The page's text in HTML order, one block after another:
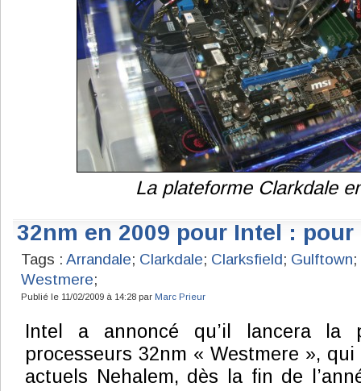
La plateforme Clarkdale
32nm en 2009 pour Intel :
Tags : Arrandale; Clarkdale; Clarksfield; Gulftown;
Westmere;
Publié le 11/02/2009 à 14:28 par Marc Prieur
Intel a annoncé qu’il lancera la
processeurs 32nm « Westmere »,
actuels Nehalem, dès la fin de